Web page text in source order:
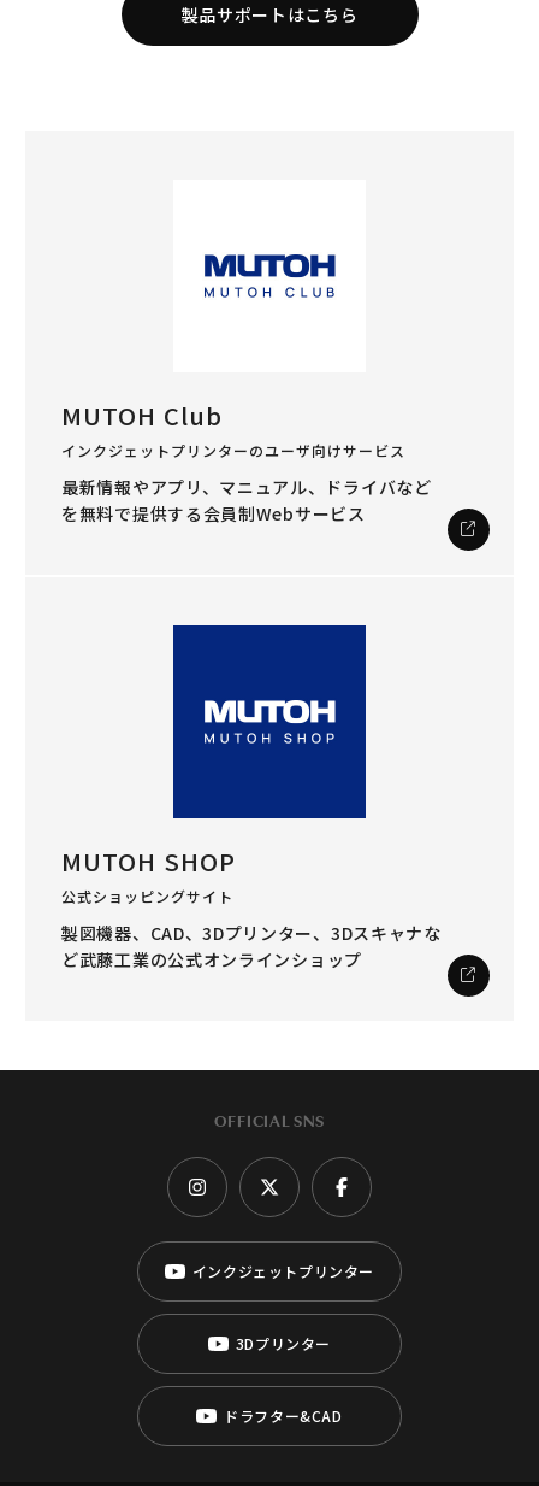
製品サポートはこちら
MUTOH Club
インクジェットプリンターのユーザ向けサービス
最新情報やアプリ、マニュアル、ドライバなど
を無料で提供する会員制Webサービス
MUTOH SHOP
公式ショッピングサイト
製図機器、CAD、3Dプリンター、3Dスキャナな
ど武藤工業の公式オンラインショップ
OFFICIAL SNS
インクジェットプリンター
3Dプリンター
ドラフター&CAD